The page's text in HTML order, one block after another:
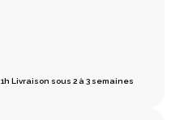
Livraison sous 2 à 3 semaines